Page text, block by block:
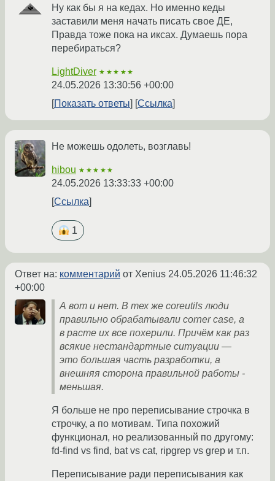
Ну как бы я на кедах. Но именно кеды
заставили меня начать писать свое ДЕ,
Правда тоже пока на иксах. Думаешь пора
перебираться?
LightDiver ★★★★★
24.05.2026 13:30:56 +00:00
Показать ответы
Ссылка
Не можешь одолеть, возглавь!
hibou ★★★★★
24.05.2026 13:33:33 +00:00
Ссылка
1
Ответ на: комментарий от Xenius 24.05.2026 11:46:32
+00:00
А вот и нет. В тех же coreutils люди
правильно обрабатывали corner case, а
в расте их все похерили. Причём как раз
всякие нестандартные ситуации —
это большая часть разработки, а
внешняя сторона правильной работы -
меньшая.
Я больше не про переписывание строчка в
строчку, а по мотивам. Типа похожий
функционал, но реализованный по другому:
fd-find vs find, bat vs cat, ripgrep vs grep и т.п.
Переписывание ради переписывания как